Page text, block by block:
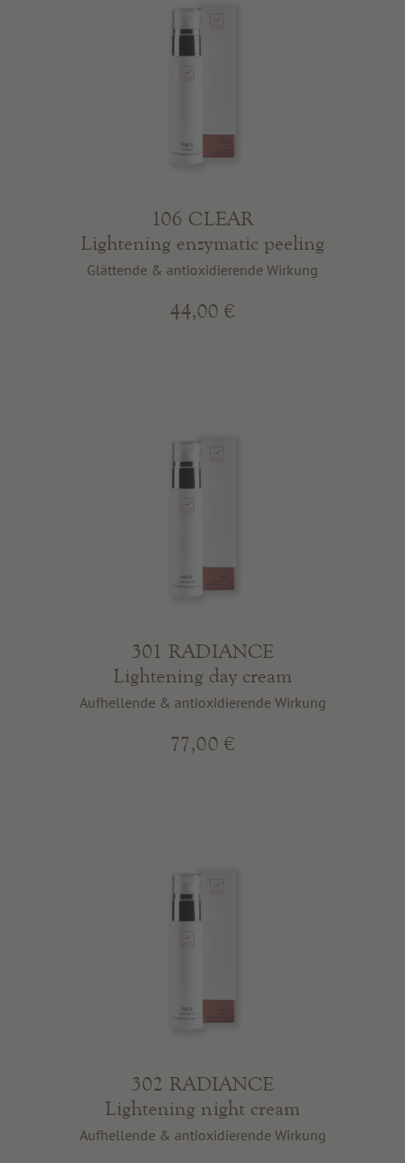
106 CLEAR
Lightening enzymatic peeling
Glättende & antioxidierende Wirkung
44,00 €
301 RADIANCE
Lightening day cream
Aufhellende & antioxidierende Wirkung
77,00 €
302 RADIANCE
Lightening night cream
Aufhellende & antioxidierende Wirkung